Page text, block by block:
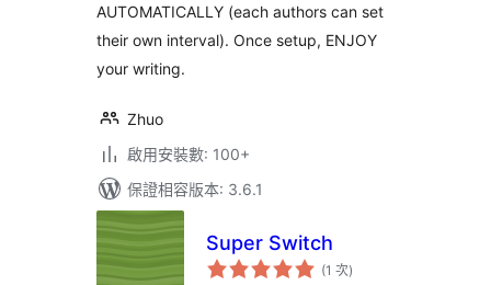
AUTOMATICALLY (each authors can set
their own interval). Once setup, ENJOY
your writing.
Zhuo
啟用安裝數: 100+
保證相容版本: 3.6.1
Super Switch
(1 次評
分)